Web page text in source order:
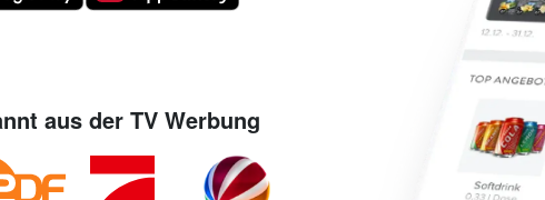
aus der TV Werbung